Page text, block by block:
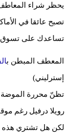
يحظر شراء المعاطف
تصبح عائقا في
تساعدك على تسوق
المعطف المبطن ب
إسترليني)
تظنّ محررة الموضة
رويلا درفيل رغم
لكن هل تشتري هذه